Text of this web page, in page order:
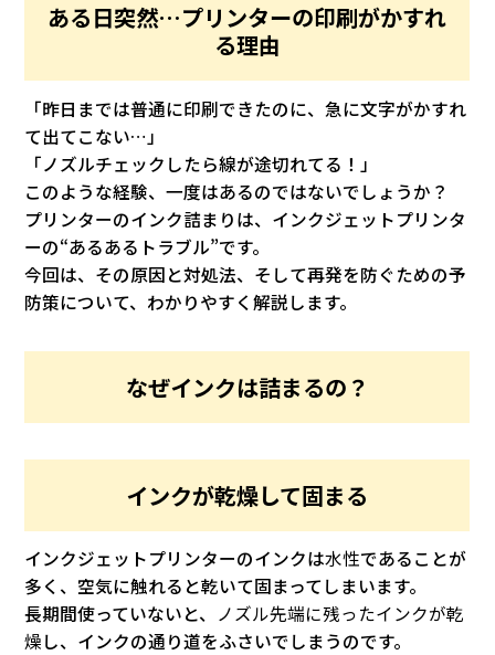
ある日突然…プリンターの印刷がかすれ
る理由
「昨日までは普通に印刷できたのに、急に文字がかすれ
て出てこない…」
「ノズルチェックしたら線が途切れてる！」
このような経験、一度はあるのではないでしょうか？
プリンターのインク詰まりは、インクジェットプリンタ
ーの“あるあるトラブル”です。
今回は、その原因と対処法、そして再発を防ぐための予
防策について、わかりやすく解説します。
なぜインクは詰まるの？
インクが乾燥して固まる
インクジェットプリンターのインクは水性であることが
多く、空気に触れると乾いて固まってしまいます。
長期間使っていないと、 ノズル先端に残ったインクが乾
燥し、インクの通り道をふさいでしまうのです。